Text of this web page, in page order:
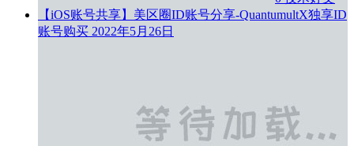
【iOS账号共享】美区圈ID账号分享-QuantumultX独享ID
账号购买 2022年5月26日